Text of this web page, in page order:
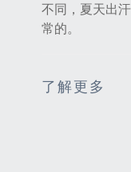
不同，夏天出
常的。
了解更多